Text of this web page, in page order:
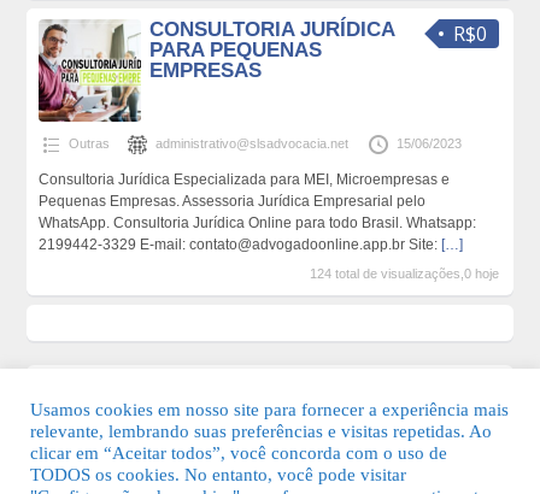
R$0
CONSULTORIA JURÍDICA
PARA PEQUENAS
EMPRESAS
Outras administrativo@slsadvocacia.net 15/06/2023
Consultoria Jurídica Especializada para MEI, Microempresas e
Pequenas Empresas. Assessoria Jurídica Empresarial pelo
WhatsApp. Consultoria Jurídica Online para todo Brasil. Whatsapp:
2199442-3329 E-mail: contato@advogadoonline.app.br Site: […]
124 total de visualizações,0 hoje
Usamos cookies em nosso site para fornecer a experiência mais
relevante, lembrando suas preferências e visitas repetidas. Ao
clicar em “Aceitar todos”, você concorda com o uso de
TODOS os cookies. No entanto, você pode visitar